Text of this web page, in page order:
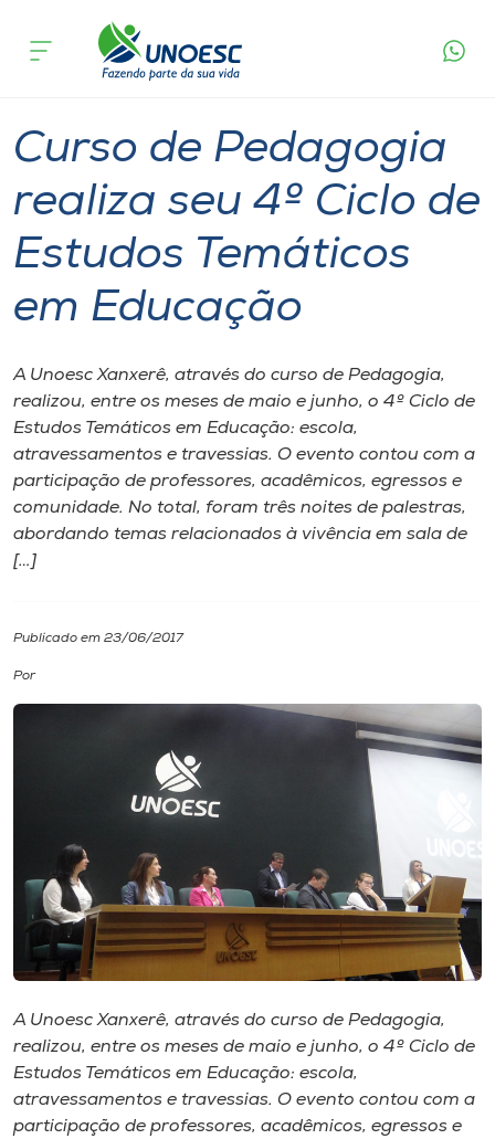
Cursos
Atendimento ao Estudante
Portal de Ensino
A
Unoesc
Internacionalização
I.nova
Cultura
Editora
Rádio
Unoesc
Store
acontece
Curso de Pedagogia
realiza seu 4º Ciclo de
Estudos Temáticos
em Educação
A Unoesc Xanxerê, através do curso de Pedagogia,
realizou, entre os meses de maio e junho, o 4º Ciclo de
Estudos Temáticos em Educação: escola,
atravessamentos e travessias. O evento contou com a
participação de professores, acadêmicos, egressos e
comunidade. No total, foram três noites de palestras,
abordando temas relacionados à vivência em sala de
[…]
Publicado em 23/06/2017
Por
A Unoesc Xanxerê, através do curso de Pedagogia,
realizou, entre os meses de maio e junho, o 4º Ciclo de
Estudos Temáticos em Educação: escola,
atravessamentos e travessias. O evento contou com a
participação de professores, acadêmicos, egressos e